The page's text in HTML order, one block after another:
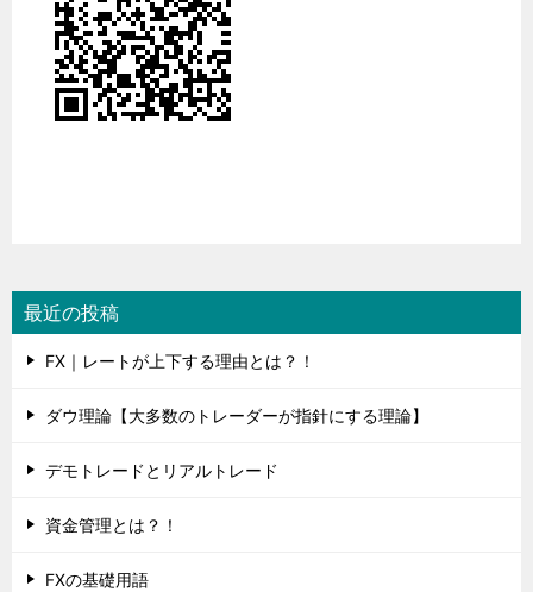
最近の投稿
FX｜レートが上下する理由とは？！
ダウ理論【大多数のトレーダーが指針にする理論】
デモトレードとリアルトレード
資金管理とは？！
FXの基礎用語